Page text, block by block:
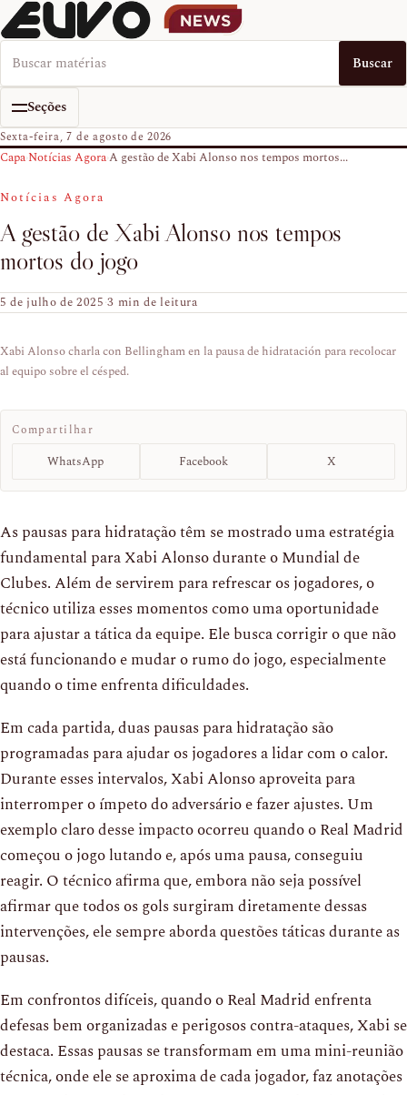
Buscar no EUVO News Buscar
Seções
Sexta-feira, 7 de agosto de 2026
Capa›Notícias Agora›A gestão de Xabi Alonso nos tempos mortos...
Notícias Agora
A gestão de Xabi Alonso nos tempos
mortos do jogo
5 de julho de 2025·3 min de leitura
Xabi Alonso charla con Bellingham en la pausa de hidratación para recolocar
al equipo sobre el césped.
Compartilhar
WhatsApp Facebook X
As pausas para hidratação têm se mostrado uma estratégia
fundamental para Xabi Alonso durante o Mundial de
Clubes. Além de servirem para refrescar os jogadores, o
técnico utiliza esses momentos como uma oportunidade
para ajustar a tática da equipe. Ele busca corrigir o que não
está funcionando e mudar o rumo do jogo, especialmente
quando o time enfrenta dificuldades.
Em cada partida, duas pausas para hidratação são
programadas para ajudar os jogadores a lidar com o calor.
Durante esses intervalos, Xabi Alonso aproveita para
interromper o ímpeto do adversário e fazer ajustes. Um
exemplo claro desse impacto ocorreu quando o Real Madrid
começou o jogo lutando e, após uma pausa, conseguiu
reagir. O técnico afirma que, embora não seja possível
afirmar que todos os gols surgiram diretamente dessas
intervenções, ele sempre aborda questões táticas durante as
pausas.
Em confrontos difíceis, quando o Real Madrid enfrenta
defesas bem organizadas e perigosos contra-ataques, Xabi se
destaca. Essas pausas se transformam em uma mini-reunião
técnica, onde ele se aproxima de cada jogador, faz anotações